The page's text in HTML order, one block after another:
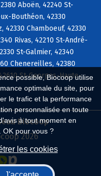
possible, Biocoop utilise
optimale du site, pour
le trafic et la performance
personnalisée en toute
à tout moment en
OK pour vous ?
les cookies
Aboën, 42240 St-
Bouthéon, 42330
Chamboeuf, 42330
Rivas, 42210 St-André-
St-Galmier, 42340
Chenereilles, 42380
St-Georges-Haute-
Biocoop
2026